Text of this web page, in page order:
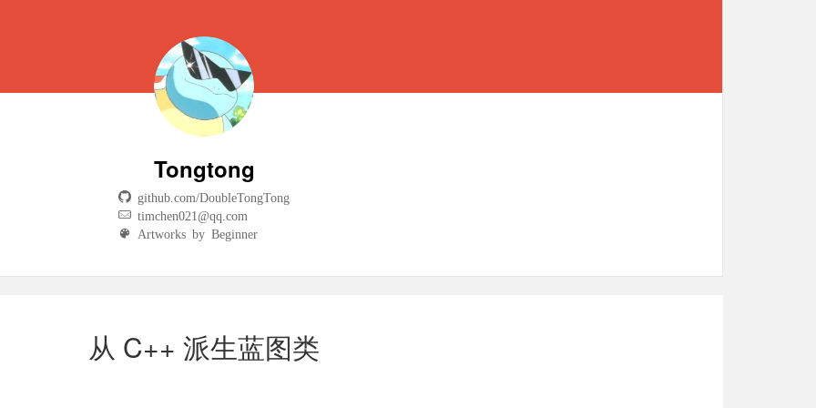
Tongtong
github.com/DoubleTongTong
timchen021@qq.com
Artworks by Beginner
从 C++ 派生蓝图类